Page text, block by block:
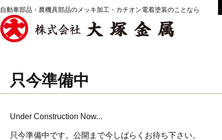
自動車部品・農機具部品のメッキ加工・カチオン電着塗装のことなら
只今準備中
Under Construction Now...
只今準備中です。公開まで今しばらくお待ち下さい。